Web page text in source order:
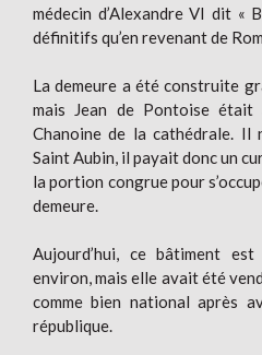
médecin d’Alexandre VI dit
définitifs qu’en revenant de
La demeure a été construite
mais Jean de Pontoise était
Chanoine de la cathédrale. Il
Saint Aubin, il payait donc un
la portion congrue pour
demeure.
Aujourd’hui, ce bâtiment
environ, mais elle avait été
comme bien national après
république.